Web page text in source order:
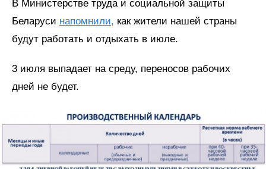
В Министерстве труда и социальной защиты
Беларуси напомнили, как жители нашей страны
будут работать и отдыхать в июле.
3 июля выпадает на среду, переносов рабочих
дней не будет.